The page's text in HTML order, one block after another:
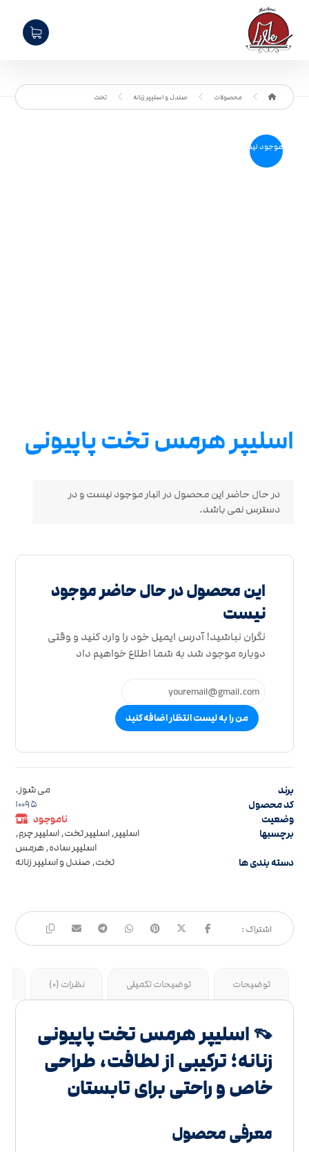
محصولات صندل و اسلیپر زنانه تخت
موجود نیست
اسلیپر هرمس تخت پاپیونی
در حال حاضر این محصول در انبار موجود نیست و در
دسترس نمی باشد.
این محصول در حال حاضر موجود
نیست
نگران نباشید! آدرس ایمیل خود را وارد کنید و وقتی
دوباره موجود شد به شما اطلاع خواهیم داد
من را به لیست انتظار اضافه کنید
برند می شوز.
کد محصول 10095
وضعیت
ناموجود
برچسبها
اسلیپر,اسلیپر تخت,اسلیپر چرم,
اسلیپر ساده, هرمس
دسته بندی ها تخت, صندل و اسلیپر زنانه
توضیحات توضیحات تکمیلی نظرات (0)
👡 اسلیپر هرمس تخت پاپیونی
زنانه؛ ترکیبی از لطافت، طراحی
خاص و راحتی برای تابستان
معرفی محصول